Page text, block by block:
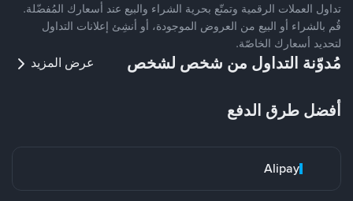
تداول العملات الرقمية وتمتّع بحرية الشراء والبيع عند أسعارك المُفضّلة.
قُم بالشراء أو البيع من العروض الموجودة، أو أنشِئ إعلانات التداول
لتحديد أسعارك الخاصّة.
مُدوّنة التداول من شخص لشخص عرض المزيد
أفضل طرق الدفع
Alipay